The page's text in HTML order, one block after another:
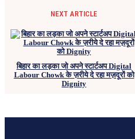
NEXT ARTICLE
बिहार का लड़का जो अपने स्टार्टअप Digital
Labour Chowk के ज़रीये दे रहा मज़दूरों को
Dignity